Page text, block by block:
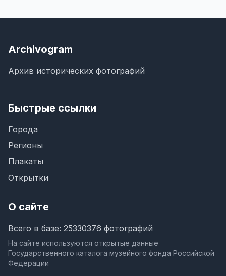
Archivogram
Архив исторических фотографий
Быстрые ссылки
Города
Регионы
Плакаты
Открытки
О сайте
Всего в базе: 25330376 фотографий
На сайте используются открытые данные
Государственного каталога музейного фонда Российской
Федерации